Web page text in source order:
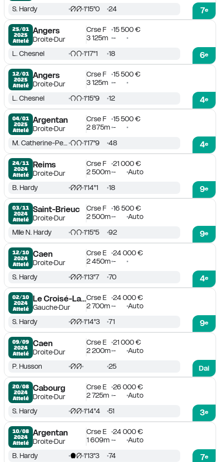
7e
S. Hardy 1'15''0 24
25/01
2025
Attelé
Angers
DroiteDur
Crse F
15 500 €
3 125m -
6e
L. Chesnel 1'17''1 18
12/01
2025
Attelé
Angers
DroiteDur
Crse F
15 500 €
3 125m -
4e
L. Chesnel 1'15''9 12
04/01
2025
Attelé
Argentan
DroiteDur
Crse F
15 500 €
2 875m -
4e
M. Catherine-Pezet 1'17''9 48
24/11
2024
Attelé
Reims
DroiteDur
Crse F
21 000 €
2 500m - Auto
9e
B. Hardy 1'14''1 18
03/11
2024
Attelé
Saint-Brieuc
DroiteDur
Crse F
16 500 €
2 500m - Auto
9e
Mlle N. Hardy 1'15''5 92
12/10
2024
Attelé
Caen
DroiteDur
Crse E
24 000 €
2 450m -
4e
S. Hardy 1'13''7 70
02/10
2024
Attelé
Le Croisé-Laroche
GaucheDur
Crse E
24 000 €
2 700m - Auto
9e
S. Hardy 1'14''3 71
09/09
2024
Attelé
Caen
DroiteDur
Crse E
21 000 €
2 200m -
Auto
Dai
P. Husson 25
20/08
2024
Attelé
Cabourg
DroiteDur
Crse E
26 000 €
2 725m - Auto
3e
S. Hardy 1'14''4 51
10/08
2024
Attelé
Argentan
DroiteDur
Crse E
24 000 €
1 609m - Auto
7e
B. Hardy 1'13''3 74